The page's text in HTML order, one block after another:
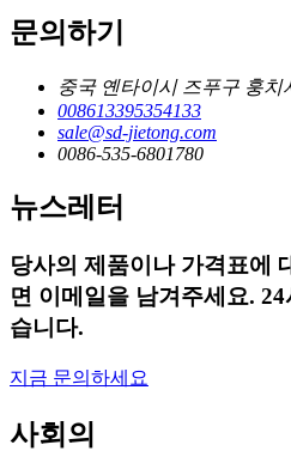
문의하기
중국 옌타이시 즈푸구 훙치
008613395354133
sale@sd-jietong.com
0086-535-6801780
뉴스레터
당사의 제품이나 가격표에
면 이메일을 남겨주세요.
습니다.
지금 문의하세요
사회의